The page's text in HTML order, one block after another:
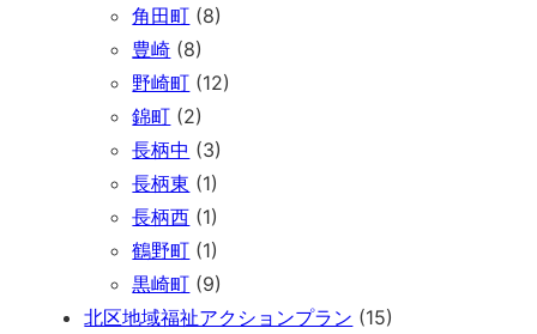
角田町 (8)
豊崎 (8)
野崎町 (12)
錦町 (2)
長柄中 (3)
長柄東 (1)
長柄西 (1)
鶴野町 (1)
黒崎町 (9)
北区地域福祉アクションプラン (15)